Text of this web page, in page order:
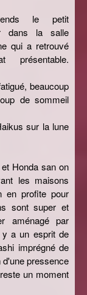
le petit
dans la salle
qui a retrouvé
présentable.
beaucoup
de sommeil
sur la lune
Honda san on
les maisons
en profite pour
sont super et
aménagé par
y a un esprit de
imprégné de
pressence
un moment